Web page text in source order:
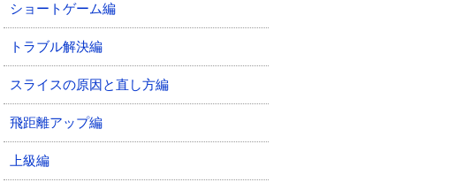
ショートゲーム編
トラブル解決編
スライスの原因と直し方編
飛距離アップ編
上級編